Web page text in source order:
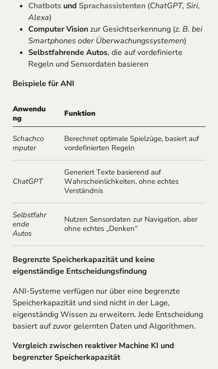
Chatbotsund Sprachassistenten(ChatGPT, Siri,
Alexa)
Computer Visionzur Gesichtserkennung (z. B. bei
Smartphones oder Überwachungssystemen)
Selbstfahrende Autos, die auf vordefinierte
Regeln und Sensordaten basieren
Beispiele für ANI
Anwendu
ng
Funktion
Schachco
mputer
Berechnet optimale Spielzüge, basiert auf
vordefinierten Regeln
ChatGPT
Generiert Texte basierend auf
Wahrscheinlichkeiten, ohne echtes
Verständnis
Selbstfahr
ende
Autos
Nutzen Sensordaten zur Navigation, aber
ohne echtes „Denken“
Begrenzte Speicherkapazität und keine
eigenständige Entscheidungsfindung
ANI-Systeme verfügen nur über eine begrenzte
Speicherkapazität und sind nicht in der Lage,
eigenständig Wissen zu erweitern. Jede Entscheidung
basiert auf zuvor gelernten Daten und Algorithmen.
Vergleich zwischen reaktiver Machine KI und
begrenzter Speicherkapazität